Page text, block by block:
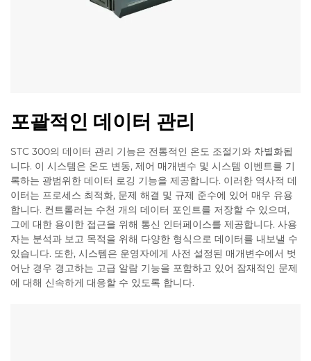
포괄적인 데이터 관리
STC 300의 데이터 관리 기능은 전통적인 온도 조절기와 차별화됩
니다. 이 시스템은 온도 변동, 제어 매개변수 및 시스템 이벤트를 기
록하는 광범위한 데이터 로깅 기능을 제공합니다. 이러한 역사적 데
이터는 프로세스 최적화, 문제 해결 및 규제 준수에 있어 매우 유용
합니다. 컨트롤러는 수천 개의 데이터 포인트를 저장할 수 있으며,
그에 대한 용이한 접근을 위해 통신 인터페이스를 제공합니다. 사용
자는 분석과 보고 목적을 위해 다양한 형식으로 데이터를 내보낼 수
있습니다. 또한, 시스템은 운영자에게 사전 설정된 매개변수에서 벗
어난 경우 경고하는 고급 알람 기능을 포함하고 있어 잠재적인 문제
에 대해 신속하게 대응할 수 있도록 합니다.